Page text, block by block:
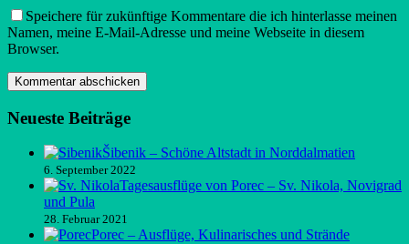
Speichere für zukünftige Kommentare die ich hinterlasse meinen
Namen, meine E-Mail-Adresse und meine Webseite in diesem
Browser.
Neueste Beiträge
Šibenik – Schöne Altstadt in Norddalmatien
6. September 2022
Tagesausflüge von Porec – Sv. Nikola, Novigrad
und Pula
28. Februar 2021
Porec – Ausflüge, Kulinarisches und Strände